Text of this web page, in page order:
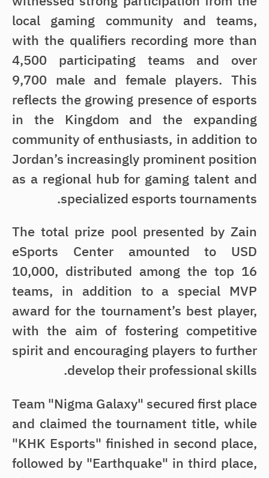
local gaming community and teams,
with the qualifiers recording more than
4,500 participating teams and over
9,700 male and female players. This
reflects the growing presence of esports
in the Kingdom and the expanding
community of enthusiasts, in addition to
Jordan’s increasingly prominent position
as a regional hub for gaming talent and
specialized esports tournaments.
The total prize pool presented by Zain
eSports Center amounted to USD
10,000, distributed among the top 16
teams, in addition to a special MVP
award for the tournament’s best player,
with the aim of fostering competitive
spirit and encouraging players to further
develop their professional skills.
Team "Nigma Galaxy" secured first place
and claimed the tournament title, while
"KHK Esports" finished in second place,
followed by "Earthquake" in third place,